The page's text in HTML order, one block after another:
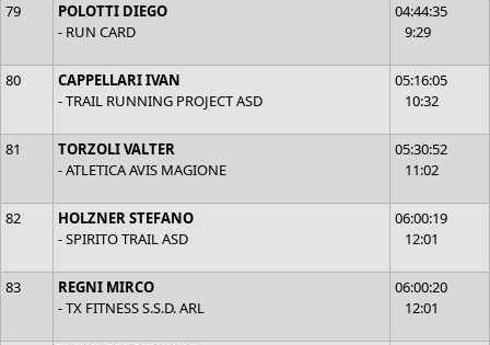
79
POLOTTI DIEGO
- RUN CARD
04:44:35
9:29
80
CAPPELLARI IVAN
- TRAIL RUNNING PROJECT ASD
05:16:05
10:32
81
TORZOLI VALTER
- ATLETICA AVIS MAGIONE
05:30:52
11:02
82
HOLZNER STEFANO
- SPIRITO TRAIL ASD
06:00:19
12:01
83
REGNI MIRCO
- TX FITNESS S.S.D. ARL
06:00:20
12:01